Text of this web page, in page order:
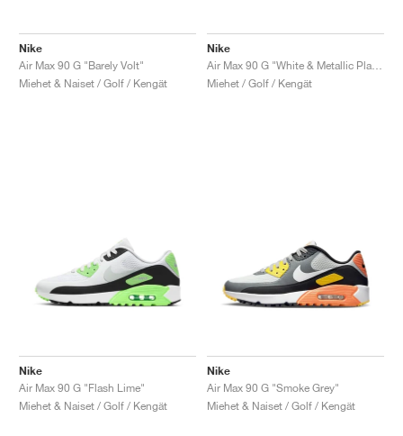
Nike
Air Max 90 G "Barely Volt"
Miehet & Naiset / Golf / Kengät
Nike
Miehet / Golf / Kengät
Nike
Air Max 90 G "Flash Lime"
Miehet & Naiset / Golf / Kengät
Nike
Air Max 90 G "Smoke Grey"
Miehet & Naiset / Golf / Kengät